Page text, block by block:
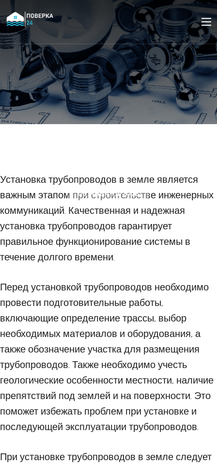
05 ЯНВАРЯ 2023
Установка трубопроводов в земле является
важным этапом при строительстве инженерных
коммуникаций. Качественная и надежная
установка трубопроводов гарантирует
правильное функционирование системы в
течение долгого времени.
Перед установкой трубопроводов необходимо
провести подготовительные работы,
включающие определение трассы, выбор
необходимых материалов и оборудования, а
также обозначение участка для размещения
трубопроводов. Также необходимо учесть
геологические особенности местности, наличие
препятствий под землей и на поверхности. Это
поможет избежать проблем при установке и
последующей эксплуатации трубопроводов.
При установке трубопроводов в земле следует